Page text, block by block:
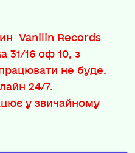
Vanilin Records
31/16 оф 10, з
не буде.
24/7.
у звичайному